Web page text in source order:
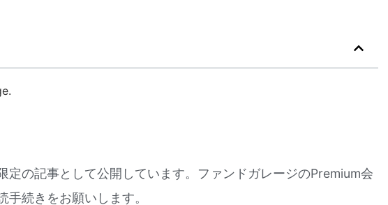
定の記事として公開しています。ファンドガレージのPremium会
手続きをお願いします。